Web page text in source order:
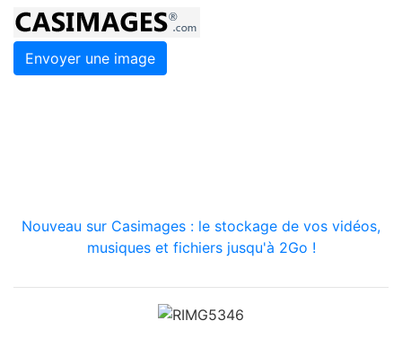
Envoyer une image
Nouveau sur Casimages : le stockage de vos vidéos,
musiques et fichiers jusqu'à 2Go !